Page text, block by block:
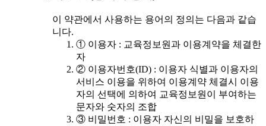
이 약관에서 사용하는 용어의 정의는 다음과 같습
니다.
① 이용자 : 교육정보원과 이용계약을 체결한
자
② 이용자번호(ID) : 이용자 식별과 이용자의
서비스 이용을 위하여 이용계약 체결시 이용
자의 선택에 의하여 교육정보원이 부여하는
문자와 숫자의 조합
③ 비밀번호 : 이용자 자신의 비밀을 보호하